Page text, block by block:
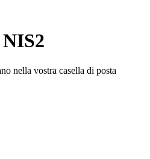
nella vostra casella di posta